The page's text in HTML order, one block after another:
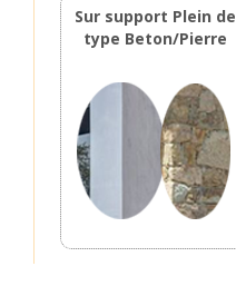
Sur support Plein de
type Beton/Pierre